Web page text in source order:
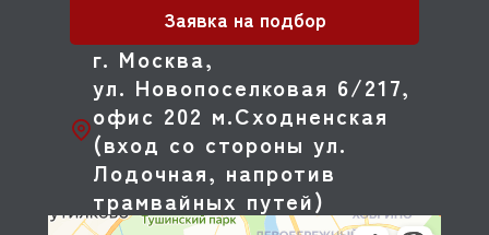
г. Москва,
ул. Новопоселковая 6/217,
офис 202 м.Сходненская
(вход со стороны ул.
Лодочная, напротив
трамвайных путей)
Заявка на подбор